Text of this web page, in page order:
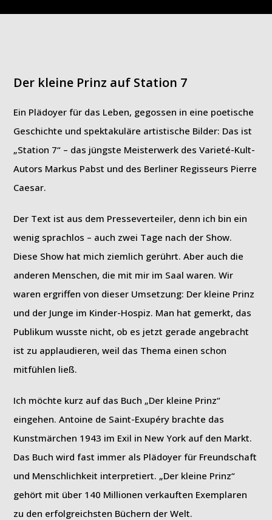
Der kleine Prinz auf Station 7
Ein Plädoyer für das Leben, gegossen in eine poetische
Geschichte und spektakuläre artistische Bilder: Das ist
„Station 7“ – das jüngste Meisterwerk des Varieté-Kult-
Autors Markus Pabst und des Berliner Regisseurs Pierre
Caesar.
Der Text ist aus dem Presseverteiler, denn ich bin ein
wenig sprachlos – auch zwei Tage nach der Show.
Diese Show hat mich ziemlich gerührt. Aber auch die
anderen Menschen, die mit mir im Saal waren. Wir
waren ergriffen von dieser Umsetzung: Der kleine Prinz
und der Junge im Kinder-Hospiz. Man hat gemerkt, das
Publikum wusste nicht, ob es jetzt gerade angebracht
ist zu applaudieren, weil das Thema einen schon
mitfühlen ließ.
Ich möchte kurz auf das Buch „Der kleine Prinz“
eingehen. Antoine de Saint-Exupéry brachte das
Kunstmärchen 1943 im Exil in New York auf den Markt.
Das Buch wird fast immer als Plädoyer für Freundschaft
und Menschlichkeit interpretiert. „Der kleine Prinz“
gehört mit über 140 Millionen verkauften Exemplaren
zu den erfolgreichsten Büchern der Welt.